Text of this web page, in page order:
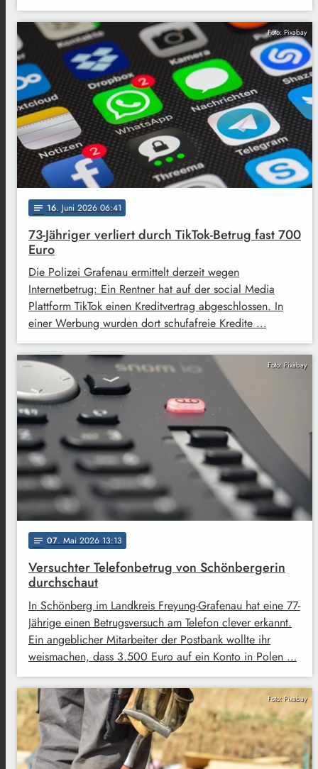
Foto: Pixabay
notes 16. Juni 2026 06:41
73-Jähriger verliert durch TikTok-Betrug fast 700
Euro
Die Polizei Grafenau ermittelt derzeit wegen
Internetbetrug: Ein Rentner hat auf der social Media
Plattform TikTok einen Kreditvertrag abgeschlossen. In
einer Werbung wurden dort schufafreie Kredite …
Foto: Pixabay
notes 07. Mai 2026 13:13
Versuchter Telefonbetrug von Schönbergerin
durchschaut
In Schönberg im Landkreis Freyung-Grafenau hat eine 77-
Jährige einen Betrugsversuch am Telefon clever erkannt.
Ein angeblicher Mitarbeiter der Postbank wollte ihr
weismachen, dass 3.500 Euro auf ein Konto in Polen …
Foto: Pixabay